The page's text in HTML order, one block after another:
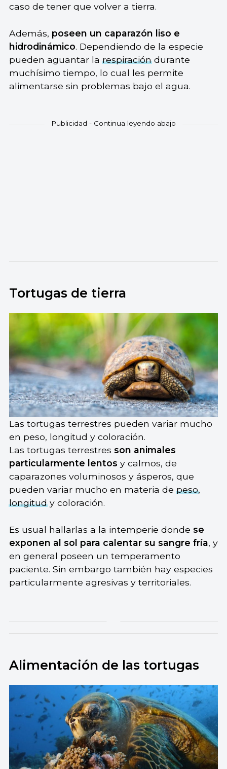
caso de tener que volver a tierra.
Además, poseen un caparazón liso e
hidrodinámico. Dependiendo de la especie
pueden aguantar larespiracióndurante
muchísimo tiempo, lo cual les permite
alimentarse sin problemas bajo el agua.
Tortugas de tierra
Las tortugas terrestres pueden variar mucho
en peso, longitud y coloración.
Las tortugas terrestres son animales
particularmente lentos y calmos, de
caparazones voluminosos y ásperos, que
pueden variar mucho en materia depeso,
longitudy coloración.
Es usual hallarlas a la intemperie donde se
exponen al sol para calentar su sangre fría, y
en general poseen un temperamento
paciente. Sin embargo también hay especies
particularmente agresivas y territoriales.
Alimentación de las tortugas